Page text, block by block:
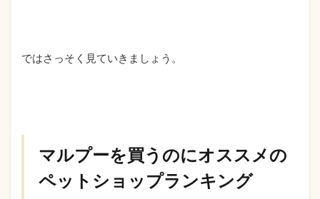
ではさっそく見ていきましょう。
マルプーを買うのにオススメの
ペットショップランキング